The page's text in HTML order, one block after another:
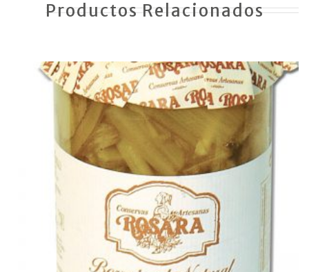
Productos Relacionados